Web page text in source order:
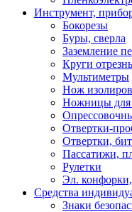
Инструмент,
Бокорезы
Буры, сверла
Заземление
Круги
Мультиметры
Нож
Ножницы для
Отвертки-
Отвертки,
Пассатижи,
Рулетки
Эл.
Средства
Знаки